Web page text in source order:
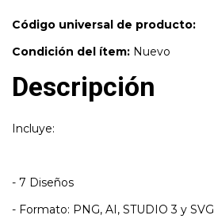
Código universal de producto:
Condición del ítem: Nuevo
Descripción
Incluye:
- 7 Diseños
- Formato: PNG, AI, STUDIO 3 y SVG